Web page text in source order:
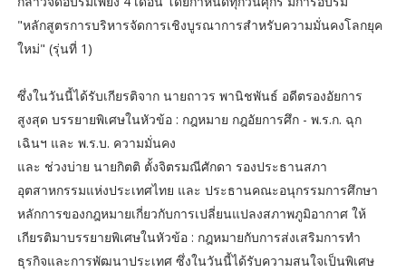
"หลักสูตรการบริหารจัดการเชิงบูรณาการสำหรับความมั่นคงโลกยุค
ใหม่" (รุ่นที่ 1)
ซึ่งในวันนี้ได้รับเกียรติจาก นายถาวร พานิชพันธ์ อดีตรองอัยการ
สูงสุด บรรยายพิเศษในหัวข้อ : กฎหมาย กฎอัยการศึก - พ.ร.ก. ฉุก
เฉินฯ และ พ.ร.บ. ความมั่นคง
และ ช่วงบ่าย นายกิตติ ตั้งจิตรมณีศักดา รองประธานสภา
อุตสาหกรรมแห่งประเทศไทย และ ประธานคณะอนุกรรมการศึกษา
หลักการของกฎหมายเกี่ยวกับการเปลี่ยนแปลงสภาพภูมิอากาศ ให้
เกียรติมาบรรยายพิเศษในหัวข้อ : กฎหมายกับการส่งเสริมการทำ
ธุรกิจและการพัฒนาประเทศ ซึ่งในวันนี้ได้รับความสนใจเป็นพิเศษ